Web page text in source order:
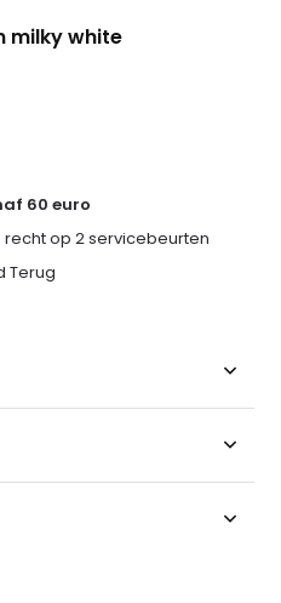
milky white
60 euro
recht op 2 servicebeurten
Terug